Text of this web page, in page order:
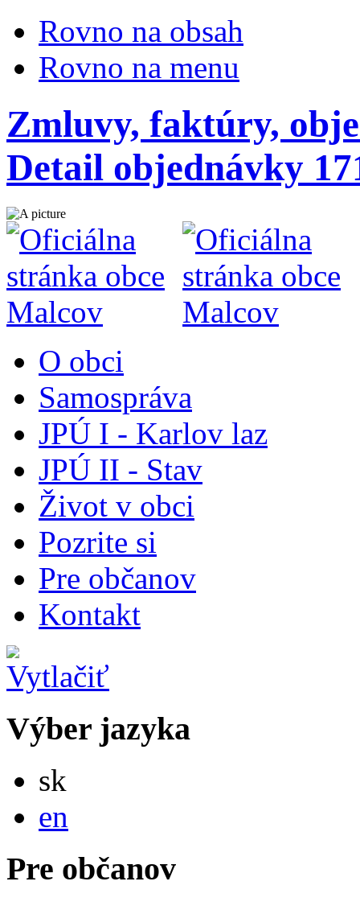
Rovno na obsah
Rovno na menu
Zmluvy, faktúry,
Detail objednávky
O obci
Samospráva
JPÚ I - Karlov laz
JPÚ II - Stav
Život v obci
Pozrite si
Pre občanov
Kontakt
Výber jazyka
sk
en
Pre občanov